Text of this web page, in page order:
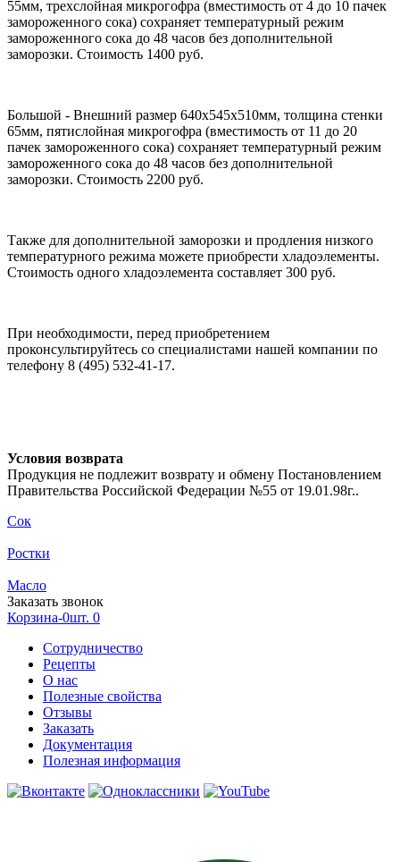
55мм, трехслойная микрогофра (вместимость от 4 до 10 пачек
замороженного сока) сохраняет температурный режим
замороженного сока до 48 часов без дополнительной
заморозки. Стоимость 1400 руб.
Большой - Внешний размер 640х545х510мм, толщина стенки
65мм, пятислойная микрогофра (вместимость от 11 до 20
пачек замороженного сока) сохраняет температурный режим
замороженного сока до 48 часов без дополнительной
заморозки. Стоимость 2200 руб.
Также для дополнительной заморозки и продления низкого
температурного режима можете приобрести хладоэлементы.
Стоимость одного хладоэлемента составляет 300 руб.
При необходимости, перед приобретением
проконсультируйтесь со специалистами нашей компании по
телефону 8 (495) 532-41-17.
Условия возврата
Продукция не подлежит возврату и обмену Постановлением
Правительства Российской Федерации №55 от 19.01.98г..
Сок
Ростки
Масло
Заказать звонок
Корзина-0шт. 0
Сотрудничество
Рецепты
О нас
Полезные свойства
Отзывы
Заказать
Документация
Полезная информация